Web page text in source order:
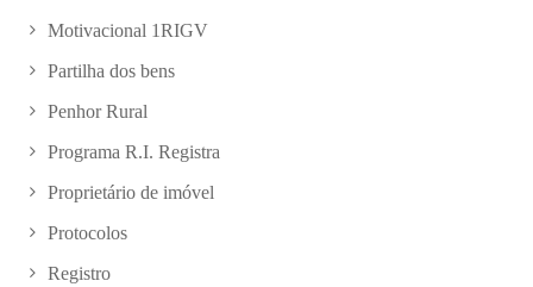
Motivacional 1RIGV
Partilha dos bens
Penhor Rural
Programa R.I. Registra
Proprietário de imóvel
Protocolos
Registro